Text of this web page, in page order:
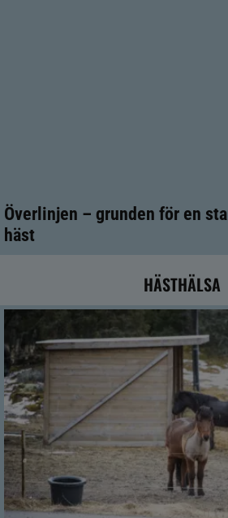
Överlinjen – grunden för en
häst
HÄSTHÄLSA